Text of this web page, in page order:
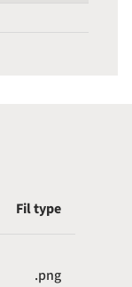
Fil type
.png